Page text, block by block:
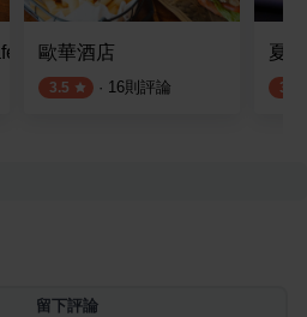
歐華酒店
3.5 · 16則評論
夏
3.8
留下評論